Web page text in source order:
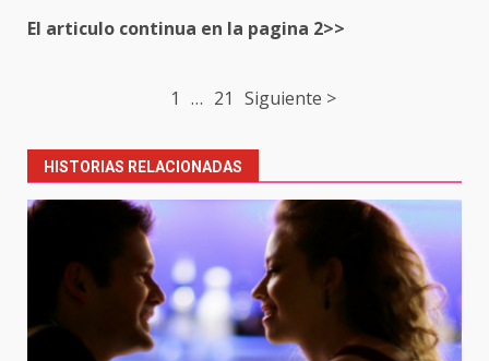
El articulo continua en la pagina 2>>
1 … 21 Siguiente >
HISTORIAS RELACIONADAS